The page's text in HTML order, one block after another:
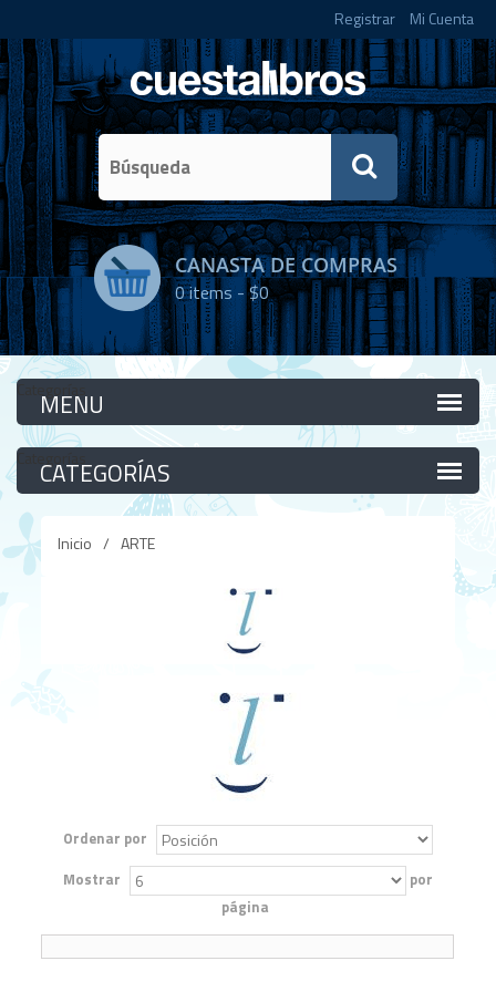
Registrar Mi Cuenta
CANASTA DE COMPRAS
0items -$0
Categorías
Categorías
Inicio / ARTE
Ordenar por
Mostrar
por
página